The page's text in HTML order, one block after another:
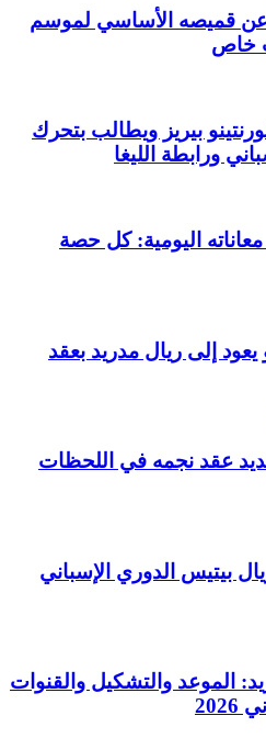
قميصه الأساسي لموسم
بيريز ويطالب بتحرك
ورابطة الليغا
اليومية: كل حصة
إلى ريال مدريد بعقد
عقد نجمه في اللحظات
بيتيس الدوري الإسباني
الموعد والتشكيل والقنوات